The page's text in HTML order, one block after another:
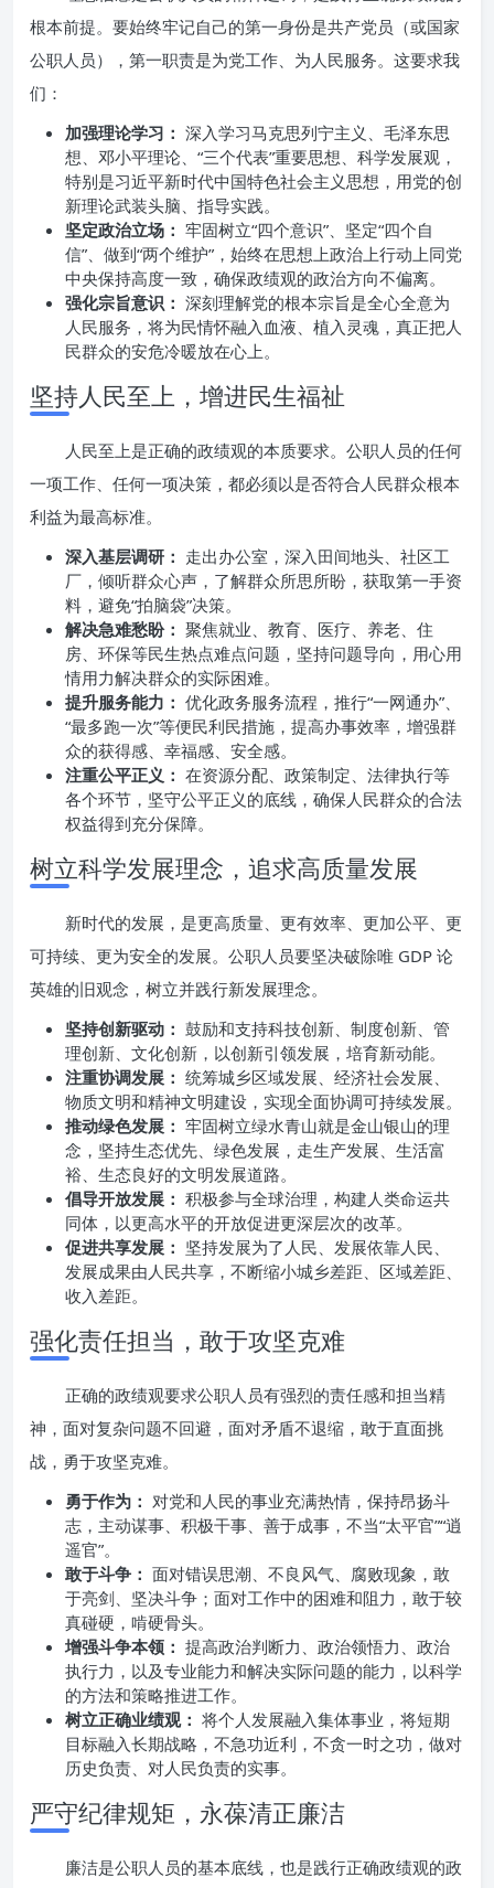
根本前提。要始终牢记自己的第一身份是共产党员（或国家
公职人员），第一职责是为党工作、为人民服务。这要求我
们：
加强理论学习： 深入学习马克思列宁主义、毛泽东思
想、邓小平理论、“三个代表”重要思想、科学发展观，
特别是习近平新时代中国特色社会主义思想，用党的创
新理论武装头脑、指导实践。
坚定政治立场： 牢固树立“四个意识”、坚定“四个自
信”、做到“两个维护”，始终在思想上政治上行动上同党
中央保持高度一致，确保政绩观的政治方向不偏离。
强化宗旨意识： 深刻理解党的根本宗旨是全心全意为
人民服务，将为民情怀融入血液、植入灵魂，真正把人
民群众的安危冷暖放在心上。
坚持人民至上，增进民生福祉
人民至上是正确的政绩观的本质要求。公职人员的任何
一项工作、任何一项决策，都必须以是否符合人民群众根本
利益为最高标准。
深入基层调研： 走出办公室，深入田间地头、社区工
厂，倾听群众心声，了解群众所思所盼，获取第一手资
料，避免“拍脑袋”决策。
解决急难愁盼： 聚焦就业、教育、医疗、养老、住
房、环保等民生热点难点问题，坚持问题导向，用心用
情用力解决群众的实际困难。
提升服务能力： 优化政务服务流程，推行“一网通办”、
“最多跑一次”等便民利民措施，提高办事效率，增强群
众的获得感、幸福感、安全感。
注重公平正义： 在资源分配、政策制定、法律执行等
各个环节，坚守公平正义的底线，确保人民群众的合法
权益得到充分保障。
树立科学发展理念，追求高质量发展
新时代的发展，是更高质量、更有效率、更加公平、更
可持续、更为安全的发展。公职人员要坚决破除唯 GDP 论
英雄的旧观念，树立并践行新发展理念。
坚持创新驱动： 鼓励和支持科技创新、制度创新、管
理创新、文化创新，以创新引领发展，培育新动能。
注重协调发展： 统筹城乡区域发展、经济社会发展、
物质文明和精神文明建设，实现全面协调可持续发展。
推动绿色发展： 牢固树立绿水青山就是金山银山的理
念，坚持生态优先、绿色发展，走生产发展、生活富
裕、生态良好的文明发展道路。
倡导开放发展： 积极参与全球治理，构建人类命运共
同体，以更高水平的开放促进更深层次的改革。
促进共享发展： 坚持发展为了人民、发展依靠人民、
发展成果由人民共享，不断缩小城乡差距、区域差距、
收入差距。
强化责任担当，敢于攻坚克难
正确的政绩观要求公职人员有强烈的责任感和担当精
神，面对复杂问题不回避，面对矛盾不退缩，敢于直面挑
战，勇于攻坚克难。
勇于作为： 对党和人民的事业充满热情，保持昂扬斗
志，主动谋事、积极干事、善于成事，不当“太平官”“逍
遥官”。
敢于斗争： 面对错误思潮、不良风气、腐败现象，敢
于亮剑、坚决斗争；面对工作中的困难和阻力，敢于较
真碰硬，啃硬骨头。
增强斗争本领： 提高政治判断力、政治领悟力、政治
执行力，以及专业能力和解决实际问题的能力，以科学
的方法和策略推进工作。
树立正确业绩观： 将个人发展融入集体事业，将短期
目标融入长期战略，不急功近利，不贪一时之功，做对
历史负责、对人民负责的实事。
严守纪律规矩，永葆清正廉洁
廉洁是公职人员的基本底线，也是践行正确政绩观的政